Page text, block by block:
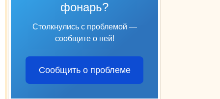
фонарь?
Столкнулись с проблемой —
сообщите о ней!
Сообщить о проблеме